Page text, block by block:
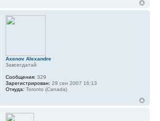
Axenov Alexandre
Завсегдатай
Сообщения: 329
Зарегистрирован: 29 сен 2007 16:13
Откуда: Toronto (Canada)